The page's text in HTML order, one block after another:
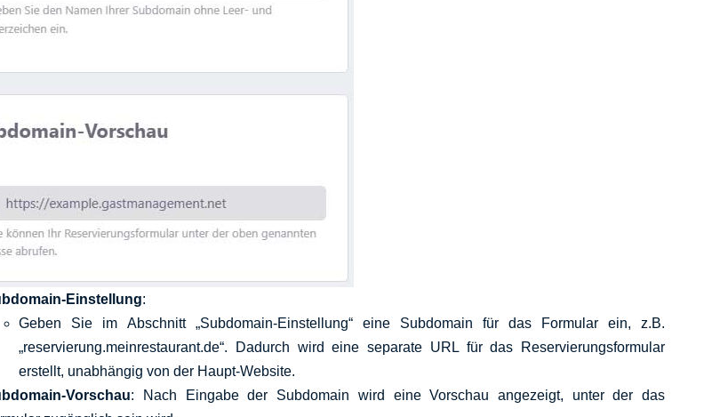
Einstellung:
Geben Sie im Abschnitt „Subdomain-Einstellung“ eine Subdomain für das Formular ein, z.B.
„reservierung.meinrestaurant.de“. Dadurch wird eine separate URL für das Reservierungsformular
erstellt, unabhängig von der Haupt-Website.
Vorschau: Nach Eingabe der Subdomain wird eine Vorschau angezeigt, unter der das